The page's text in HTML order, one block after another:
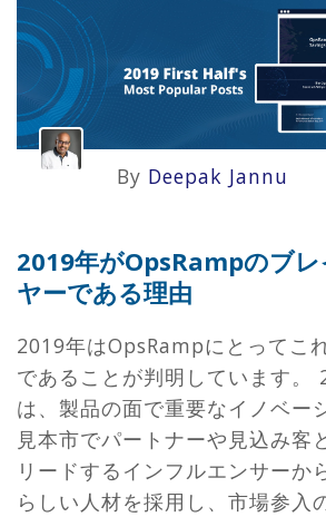
By Deepak Jannu
2019年がOpsRampのブ
ヤーである理由
2019年はOpsRampにとってこ
であることが判明しています。
は、製品の面で重要なイノベー
見本市でパートナーや見込み客
リードするインフルエンサーか
らしい人材を採用し、市場参入